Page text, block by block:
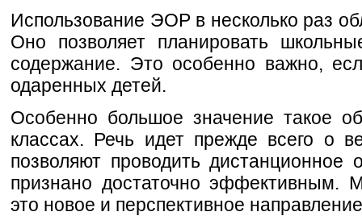
Использование ЭОР в несколько раз
Оно позволяет планировать
содержание. Это особенно важно,
одаренных детей.
Особенно большое значение такое
классах. Речь идет прежде всего о
позволяют проводить дистанционное
признано достаточно эффективным.
это новое и перспективное